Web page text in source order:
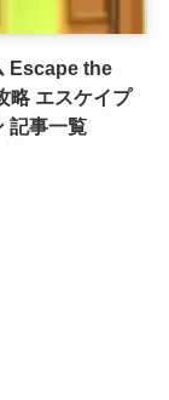
Escape the
略 エスケイプ
記事一覧